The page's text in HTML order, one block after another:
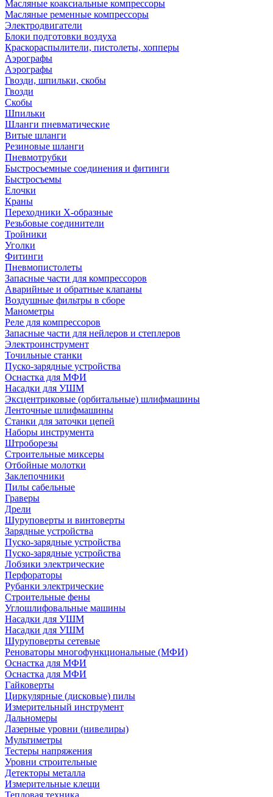
Масляные коаксиальные компрессоры
Масляные ременные компрессоры
Электродвигатели
Блоки подготовки воздуха
Краскораспылители, пистолеты, хопперы
Аэрографы
Аэрографы
Гвозди, шпильки, скобы
Гвозди
Скобы
Шпильки
Шланги пневматические
Витые шланги
Резиновые шланги
Пневмотрубки
Быстросъемные соединения и фитинги
Быстросъемы
Елочки
Краны
Переходники Х-образные
Резьбовые соединители
Тройники
Уголки
Фитинги
Пневмопистолеты
Запасные части для компрессоров
Аварийные и обратные клапаны
Воздушные фильтры в сборе
Манометры
Реле для компрессоров
Запасные части для нейлеров и степлеров
Электроинструмент
Точильные станки
Пуско-зарядные устройства
Оснастка для МФИ
Насадки для УШМ
Эксцентриковые (орбитальные) шлифмашины
Ленточные шлифмашины
Станки для заточки цепей
Наборы инструмента
Штроборезы
Строительные миксеры
Отбойные молотки
Заклепочники
Пилы сабельные
Граверы
Дрели
Шуруповерты и винтоверты
Зарядные устройства
Пуско-зарядные устройства
Пуско-зарядные устройства
Лобзики электрические
Перфораторы
Рубанки электрические
Строительные фены
Углошлифовальные машины
Насадки для УШМ
Насадки для УШМ
Шуруповерты сетевые
Реноваторы многофункциональные (МФИ)
Оснастка для МФИ
Оснастка для МФИ
Гайковерты
Циркулярные (дисковые) пилы
Измерительный инструмент
Дальномеры
Лазерные уровни (нивелиры)
Мультиметры
Тестеры напряжения
Уровни строительные
Детекторы металла
Измерительные клещи
Тепловая техника